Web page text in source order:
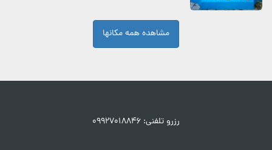
مشاهده همه مکانها
رزرو تلفنی: ۰۹۹۲۷۰۱۸۸۴۶